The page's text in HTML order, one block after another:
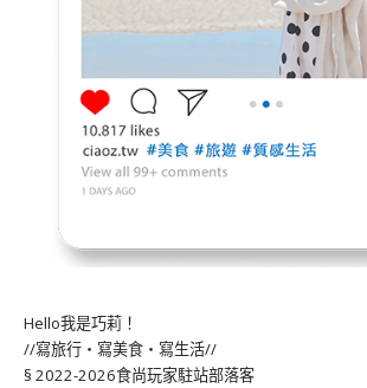
Hello我是巧莉！
//寫旅行・寫美食・寫生活//
§ 2022-2026食尚玩家駐站部落客